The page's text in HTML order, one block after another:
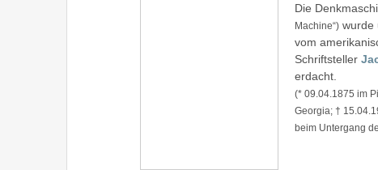
Die
Machine“)wurde
vom
Schriftsteller
erdacht.
(* 09.04.1875 im
Georgia; †
beim Untergang